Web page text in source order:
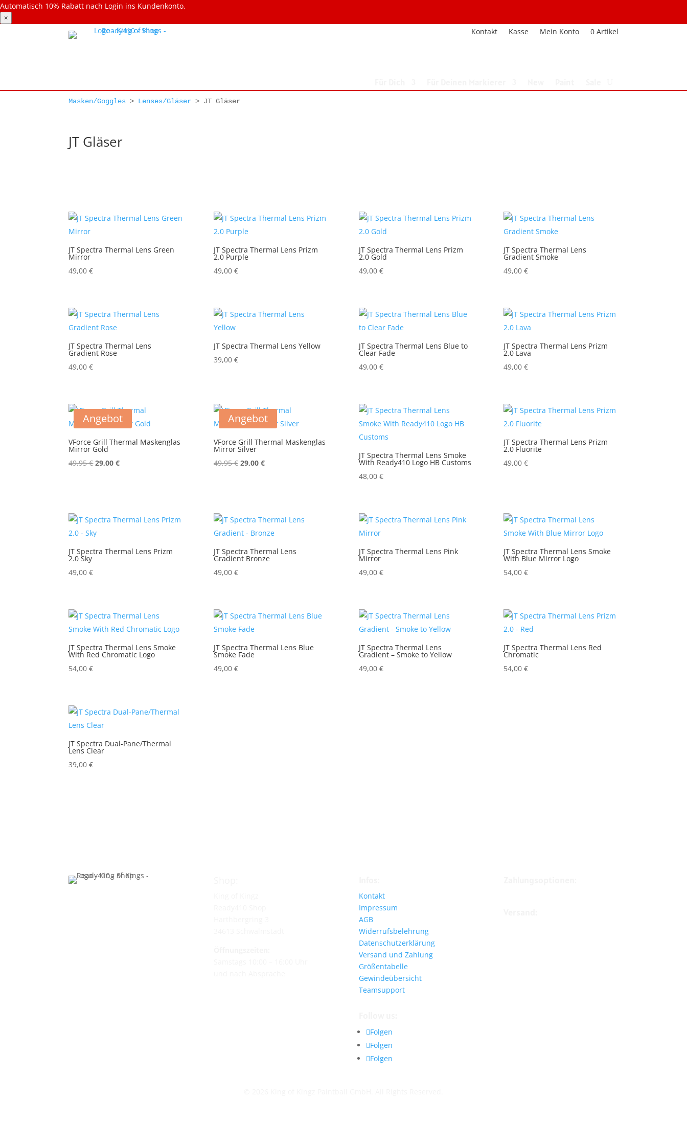
Automatisch 10% Rabatt nach Login ins Kundenkonto.
×
Kontakt Kasse Mein Konto 0 Artikel
Masken/Goggles > Lenses/Gläser > JT Gläser
JT Gläser
JT Spectra Thermal Lens Green
Mirror
49,00€
JT Spectra Thermal Lens Prizm
2.0 Purple
49,00 €
JT Spectra Thermal Lens Prizm
2.0 Gold
49,00 €
JT Spectra Thermal Lens
Gradient Smoke
49,00€
JT Spectra Thermal Lens
Gradient Rose
49,00€
JT Spectra Thermal Lens Yellow
39,00 €
JT Spectra Thermal Lens Blue to
Clear Fade
49,00 €
JT Spectra Thermal Lens Prizm
2.0 Lava
49,00€
Angebot
VForce Grill Thermal Maskenglas
Mirror Gold
49,95€Ursprünglicher
29,00€Aktueller
Angebot
VForce Grill Thermal Maskenglas
Mirror Silver
49,95€ Ursprünglicher
29,00 €Aktueller
JT Spectra Thermal Lens Smoke
With Ready410 Logo HB Customs
48,00 €
JT Spectra Thermal Lens Prizm
2.0 Fluorite
49,00€
JT Spectra Thermal Lens Prizm
2.0 Sky
49,00€
JT Spectra Thermal Lens
Gradient Bronze
49,00 €
JT Spectra Thermal Lens Pink
Mirror
49,00 €
JT Spectra Thermal Lens Smoke
With Blue Mirror Logo
54,00€
JT Spectra Thermal Lens Smoke
With Red Chromatic Logo
54,00€
JT Spectra Thermal Lens Blue
Smoke Fade
49,00 €
JT Spectra Thermal Lens
Gradient – Smoke to Yellow
49,00 €
JT Spectra Thermal Lens Red
Chromatic
54,00€
JT Spectra Dual-Pane/Thermal
Lens Clear
39,00€
Kontakt
Impressum
AGB
Widerrufsbelehrung
Datenschutzerklärung
Versand und Zahlung
Größentabelle
Gewindeübersicht
Teamsupport
Folgen
Folgen
Folgen